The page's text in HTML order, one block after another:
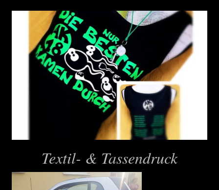
Textil- & Tassendruck